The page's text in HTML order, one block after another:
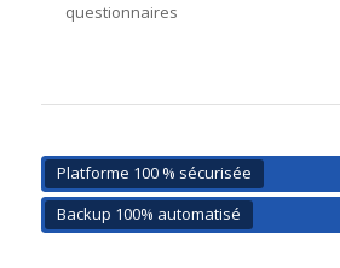
questionnaires
Platforme 100 % sécurisée
Backup 100% automatisé